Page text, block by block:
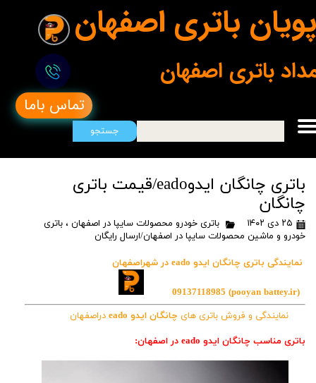
پویان باتری اصفهان
تماس باما
جستجو
باتری اصفهان
باتری چانگان ایدوeado/قیمت باتری
چانگان
۲۵ دی ۱۴۰۲ باتری خودرو محصولات سایپا در اصفهان ، باتری
خودرو و ماشین محصولات سایپا در اصفهان/ارسال رایگان
نمایندگی باتری چانگان ایدو eado در شهراصفهان
(pooyan battey.ir)
09137118985
نمایندگی و فروش باتری های چانگان ایدو eado
دراصفهان
باتری مناسب چانگان ایدو eado در اصفهان: